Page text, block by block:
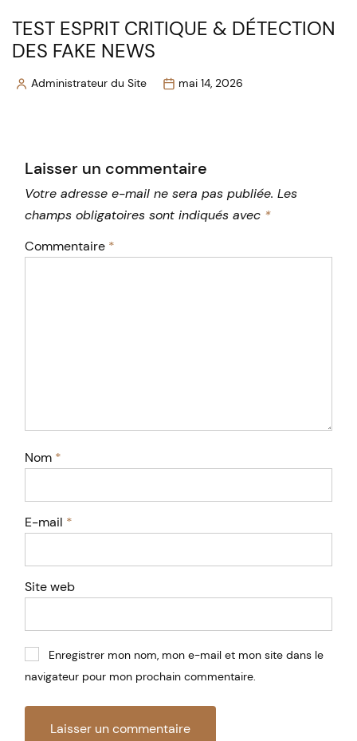
TEST ESPRIT CRITIQUE & DÉTECTION
DES FAKE NEWS
PostedAdministrateur du Site mai 14, 2026
Laisser un commentaire
Votre adresse e-mail ne sera pas publiée. Les
champs obligatoires sont indiqués avec *
Commentaire *
Nom *
E-mail *
Site web
Enregistrer mon nom, mon e-mail et mon site dans le
navigateur pour mon prochain commentaire.